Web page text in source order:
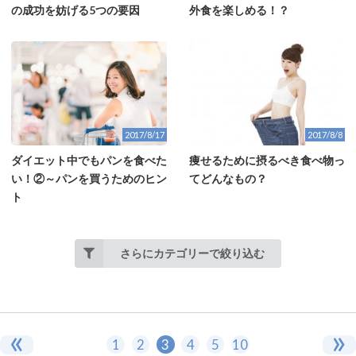
の成功を妨げる5つの要因
外食を楽しめる！？
2017/8/17
ダイエット中でもパンを食べた
い！②～パンを買うためのヒン
ト
2017/8/8
痩せるために摂るべき食べ物っ
てどんなもの？
さらにカテゴリーで絞り込む
« 1 2 3 4 5 10 »